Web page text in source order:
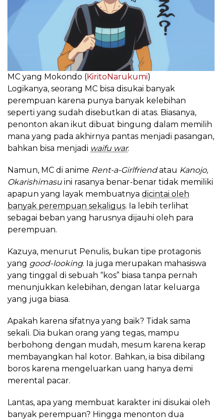
MC yang Mokondo (KiritoNarukumi)
Logikanya, seorang MC bisa disukai banyak
perempuan karena punya banyak kelebihan
seperti yang sudah disebutkan di atas. Biasanya,
penonton akan ikut dibuat bingung dalam memilih
mana yang pada akhirnya pantas menjadi pasangan,
bahkan bisa menjadi waifu war.
Namun, MC di anime Rent-a-Girlfriendatau Kanojo,
Okarishimasu ini rasanya benar-benar tidak memiliki
apapun yang layak membuatnya dicintai oleh
banyak perempuan sekaligus. Ia lebih terlihat
sebagai beban yang harusnya dijauhi oleh para
perempuan.
Kazuya, menurut Penulis, bukan tipe protagonis
yang good-looking. Ia juga merupakan mahasiswa
yang tinggal di sebuah “kos” biasa tanpa pernah
menunjukkan kelebihan, dengan latar keluarga
yang juga biasa.
Apakah karena sifatnya yang baik? Tidak sama
sekali. Dia bukan orang yang tegas, mampu
berbohong dengan mudah, mesum karena kerap
membayangkan hal kotor. Bahkan, ia bisa dibilang
boros karena mengeluarkan uang hanya demi
merental pacar.
Lantas, apa yang membuat karakter ini disukai oleh
banyak perempuan? Hingga menonton dua